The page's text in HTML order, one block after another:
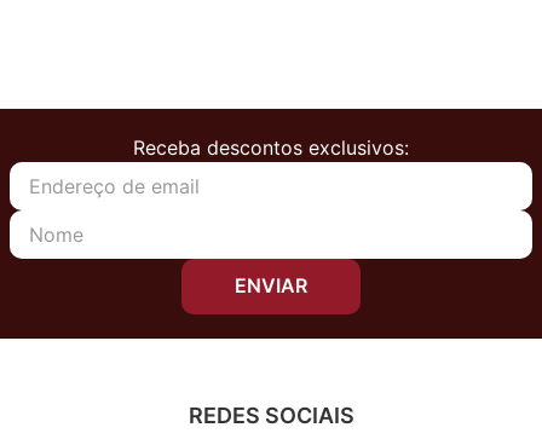
Receba descontos exclusivos:
ENVIAR
REDES SOCIAIS